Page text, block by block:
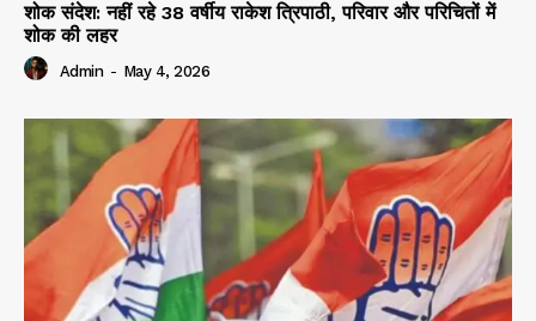
शोक संदेश: नहीं रहे 38 वर्षीय राकेश त्रिपाठी, परिवार और परिचितों में
शोक की लहर
Admin - May 4, 2026